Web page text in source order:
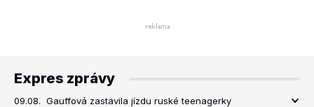
Expres zprávy
09.08. Gauffová zastavila jízdu ruské teenagerky